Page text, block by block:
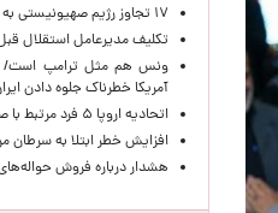
۱۷ تجاوز رژیم صهیونیستی به خاک سوریه در ۴۸ ساعت گذشته
تکلیف مدیرعامل استقلال
ونس هم مثل ترامپ است/
آمریکا خطرناک جلوه دادن
اتحادیه اروپا ۵ فرد مرتبط با صنایع دفاعی روسیه را تحریم کرد
افزایش خطر ابتلا به سرطان مری
هشدار درباره فروش